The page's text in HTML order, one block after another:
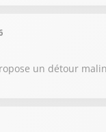
un détour